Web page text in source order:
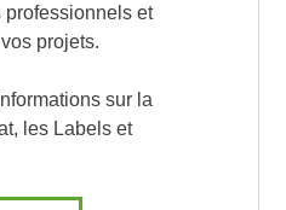
professionnels et
projets.
sur la
les Labels et